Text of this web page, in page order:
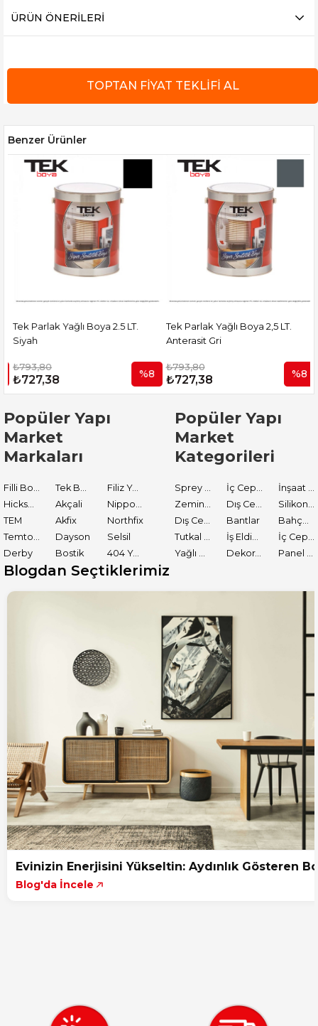
ÜRÜN ÖNERILERI
Benzer Ürünler
Tek Parlak Yağlı Boya 2.5 LT.
Siyah
₺793,80
₺727,38 %8
Tek Parlak Yağlı Boya 2,5 LT.
Anterasit Gri
₺793,80
₺727,38 %8
Popüler Yapı
Market
Markaları
Filiz Yapı Market
Akçali
TEM
Akfix
Northfix
Dayson
Selsil
Derby
Bostik 404 Yapıştırıcı
Popüler Yapı
Market
Kategorileri
Bantlar
İş Eldiveni
Dekoratif Boyalar
Blogdan Seçtiklerimiz
Evinizin Enerjisini Yükseltin: Aydınlık Gösteren
Blog'da İncele